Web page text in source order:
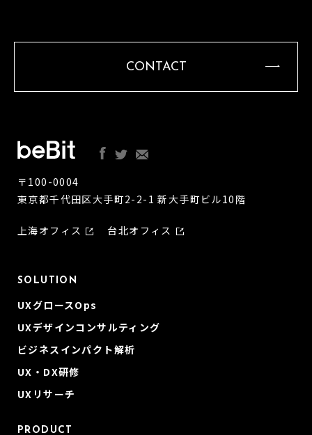
CONTACT
〒100-0004
東京都千代田区大手町2-2-1 新大手町ビル10階
上海オフィス 台北オフィス
SOLUTION
UXグロースOps
UXデザインコンサルティング
ビジネスインパクト解析
UX・DX研修
UXリサーチ
PRODUCT